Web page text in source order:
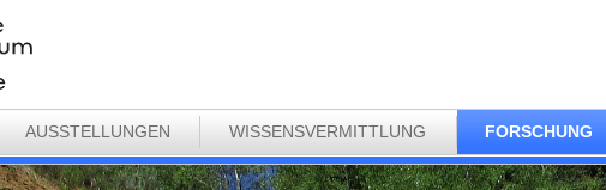
AUSSTELLUNGEN WISSENSVERMITTLUNG FORSCHUNG